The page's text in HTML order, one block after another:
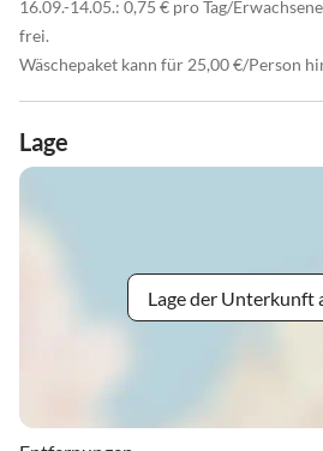
16.09.-14.05.: 0,75 € pro Tag/
frei.
Wäschepaket kann für 25,00 €/Person
Lage
Lage der Unterkunft